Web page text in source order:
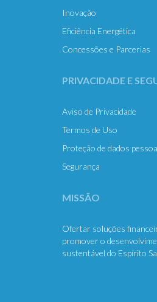
Inovação
Eficiência Energética
Concessões e Parcerias
PRIVACIDADE E
Aviso de Privacidade
Termos de Uso
Proteção de dados
Segurança
MISSÃO
Ofertar soluções
promover o
sustentável do Espírito